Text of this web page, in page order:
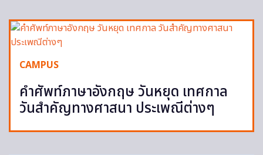
CAMPUS
คำศัพท์ภาษาอังกฤษ วันหยุด เทศกาล
วันสำคัญทางศาสนา ประเพณีต่างๆ